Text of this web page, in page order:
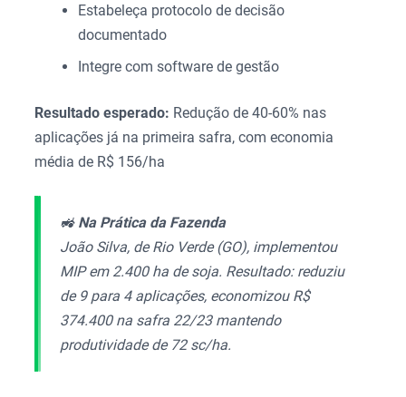
Estabeleça protocolo de decisão
documentado
Integre com software de gestão
Resultado esperado: Redução de 40-60% nas
aplicações já na primeira safra, com economia
média de R$ 156/ha
🚜 Na Prática da Fazenda
João Silva, de Rio Verde (GO), implementou
MIP em 2.400 ha de soja. Resultado: reduziu
de 9 para 4 aplicações, economizou R$
374.400 na safra 22/23 mantendo
produtividade de 72 sc/ha.